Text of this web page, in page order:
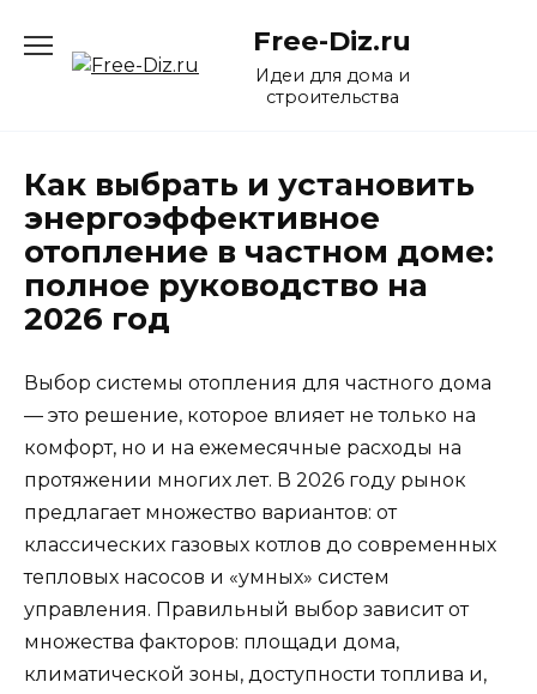
содержанию
Free-Diz.ru
Идеи для дома и
строительства
Как выбрать и установить
энергоэффективное
отопление в частном доме:
полное руководство на
2026 год
Выбор системы отопления для частного дома
— это решение, которое влияет не только на
комфорт, но и на ежемесячные расходы на
протяжении многих лет. В 2026 году рынок
предлагает множество вариантов: от
классических газовых котлов до современных
тепловых насосов и «умных» систем
управления. Правильный выбор зависит от
множества факторов: площади дома,
климатической зоны, доступности топлива и,